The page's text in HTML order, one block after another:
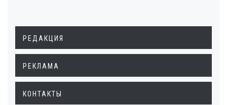
РЕДАКЦИЯ
РЕКЛАМА
КОНТАКТЫ